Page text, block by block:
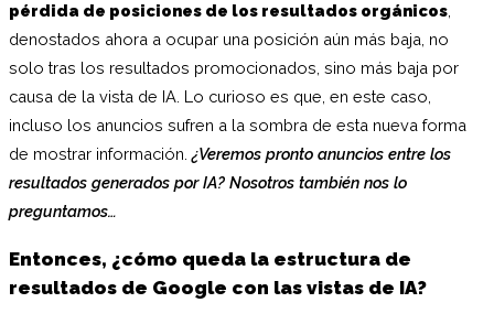
pérdida de posiciones de los resultados orgánicos
denostados ahora a ocupar una posición aún más baja, no
solo tras los resultados promocionados, sino más baja por
causa de la vista de IA. Lo curioso es que, en este caso,
incluso los anuncios sufren a la sombra de esta nueva forma
de mostrar información. ¿Veremos pronto anuncios entre los
resultados generados por IA? Nosotros también nos lo
preguntamos…
Entonces, ¿cómo queda la estructura de
resultados de Google con las vistas de IA?